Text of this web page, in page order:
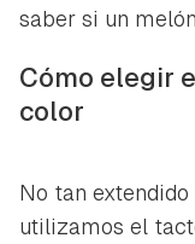
saber si un
Cómo elegir
color
No tan
utilizamos el